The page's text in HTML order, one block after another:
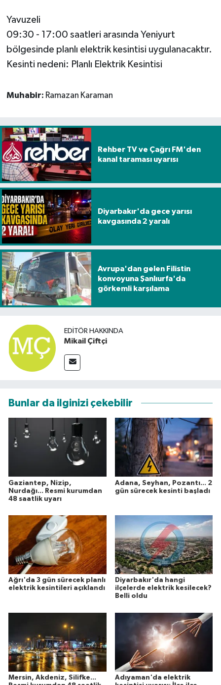
Yavuzeli
09:30 - 17:00 saatleri arasında Yeniyurt
bölgesinde planlı elektrik kesintisi uygulanacaktır.
Kesinti nedeni: Planlı Elektrik Kesintisi
Muhabir: Ramazan Karaman
Rehber TV ve Çağrı FM'den
kanal taraması uyarısı
Diyarbakır'da gece yarısı
kavgasında 2 yaralı
Avrupa'dan gelen Filistin
konvoyuna Şanlıurfa'da
görkemli karşılama
EDITÖR HAKKINDA
Mikail Çiftçi
Bunlar da ilginizi çekebilir
Gaziantep, Nizip,
Nurdağı... Resmi kurumdan
48 saatlik uyarı
Adana, Seyhan, Pozantı... 2
gün sürecek kesinti başladı
Ağrı'da 3 gün sürecek planlı
elektrik kesintileri açıklandı
Diyarbakır'da hangi
ilçelerde elektrik kesilecek?
Belli oldu
Mersin, Akdeniz, Silifke...
Adıyaman'da elektrik